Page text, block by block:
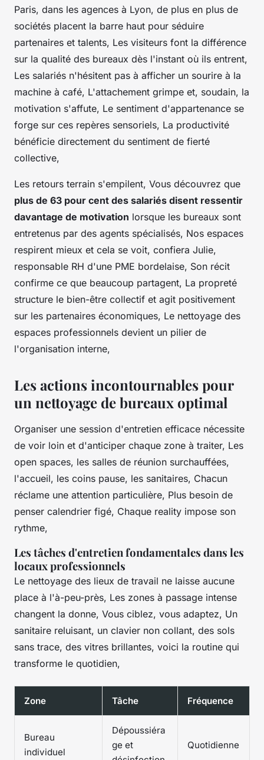
Paris, dans les agences à Lyon, de plus en plus de
sociétés placent la barre haut pour séduire
partenaires et talents, Les visiteurs font la différence
sur la qualité des bureaux dès l'instant où ils entrent,
Les salariés n'hésitent pas à afficher un sourire à la
machine à café, L'attachement grimpe et, soudain, la
motivation s'affute, Le sentiment d'appartenance se
forge sur ces repères sensoriels, La productivité
bénéficie directement du sentiment de fierté
collective,
Les retours terrain s'empilent, Vous découvrez que
plus de 63 pour cent des salariés disent ressentir
davantage de motivation lorsque les bureaux sont
entretenus par des agents spécialisés, Nos espaces
respirent mieux et cela se voit, confiera Julie,
responsable RH d'une PME bordelaise, Son récit
confirme ce que beaucoup partagent, La propreté
structure le bien-être collectif et agit positivement
sur les partenaires économiques, Le nettoyage des
espaces professionnels devient un pilier de
l'organisation interne,
Les actions incontournables pour
un nettoyage de bureaux optimal
Organiser une session d'entretien efficace nécessite
de voir loin et d'anticiper chaque zone à traiter, Les
open spaces, les salles de réunion surchauffées,
l'accueil, les coins pause, les sanitaires, Chacun
réclame une attention particulière, Plus besoin de
penser calendrier figé, Chaque reality impose son
rythme,
Les tâches d'entretien fondamentales dans les
locaux professionnels
Le nettoyage des lieux de travail ne laisse aucune
place à l'à-peu-près, Les zones à passage intense
changent la donne, Vous ciblez, vous adaptez, Un
sanitaire reluisant, un clavier non collant, des sols
sans trace, des vitres brillantes, voici la routine qui
transforme le quotidien,
Zone Tâche Fréquence
Bureau
individuel
Dépoussiéra
ge et
Quotidienne